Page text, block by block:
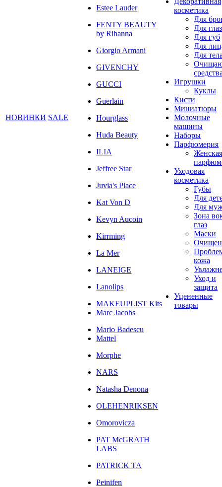
НОВИНКИ SALE
Estee Lauder
FENTY BEAUTY
by Rihanna
Giorgio Armani
GIVENCHY
GUCCI
Guerlain
Hourglass
Huda Beauty
ILIA
Jeffree Star
Juvia's Place
Kat Von D
Kevyn Aucoin
Kirrming
La Mer
LANEIGE
Lanolips
MAKEUPLIST Kits
Marc Jacobs
Mario Badescu
Mattel
Morphe
NARS
Natasha Denona
OLEHENRIKSEN
Omorovicza
PAT McGRATH
LABS
PATRICK TA
Peinifen
косметика
Для
Для глаз
Для губ
Для
Для
Игрушки
Куклы
Кисти
Миниатюры
Молочные
машины
Наборы
Парфюмерия
Женская
Уходовая
косметика
Губы
Для
Для
Зона
глаз
Маски
кожа
Уход и
защита
Уцененные
товары